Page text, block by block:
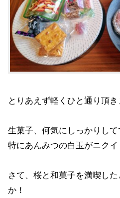
とりあえず軽くひと通り頂き
生菓子、何気にしっかりして
特にあんみつの白玉がニクイ
さて、桜と和菓子を満喫し
か！